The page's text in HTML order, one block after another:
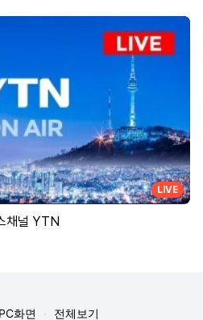
LIVE
채널 YTN
PC화면 전체보기